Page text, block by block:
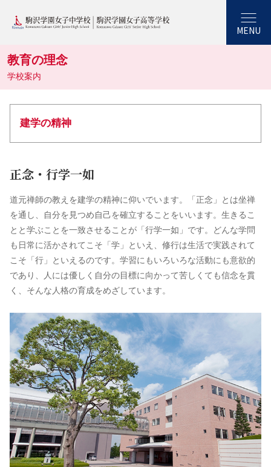
MENU
教育の理念
学校案内
建学の精神
正念・行学一如
道元禅師の教えを建学の精神に仰いでいます。「正念」とは坐禅
を通し、自分を見つめ自己を確立することをいいます。生きるこ
とと学ぶことを一致させることが「行学一如」です。どんな学問
も日常に活かされてこそ「学」といえ、修行は生活で実践されて
こそ「行」といえるのです。学習にもいろいろな活動にも意欲的
であり、人には優しく自分の目標に向かって苦しくても信念を貫
く、そんな人格の育成をめざしています。